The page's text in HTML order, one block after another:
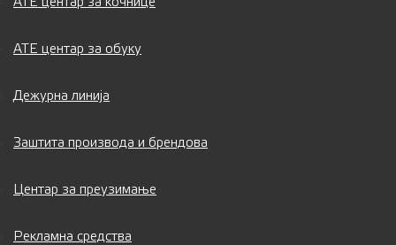
ATE центар за обуку
Дежурна линија
Заштита производа и брендова
Центар за преузимање
Рекламна средства